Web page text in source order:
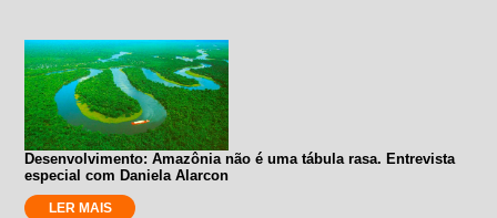
Desenvolvimento: Amazônia não é uma tábula rasa. Entrevista
especial com Daniela Alarcon
LER MAIS